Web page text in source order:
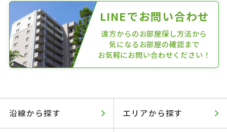
LINEでお問い合わせ
遠方からのお部屋探し方法から
気になるお部屋の確認まで
お気軽にお問い合わせください！
沿線から探す エリアから探す